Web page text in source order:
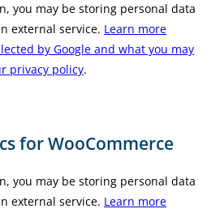
you may be storing personal data
external service. Learn more
by Google and what you may
privacy policy.
for WooCommerce
you may be storing personal data
external service. Learn more